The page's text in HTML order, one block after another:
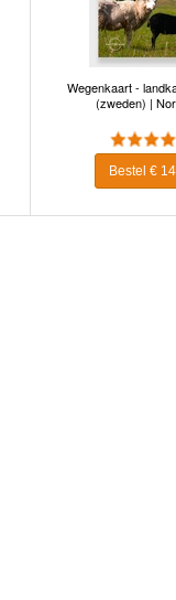
Wegenkaart -
(zweden) |
Bestel